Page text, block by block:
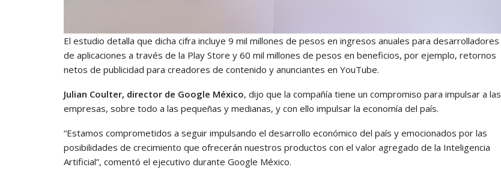
El estudio detalla que dicha cifra incluye 9 mil millones de pesos en ingresos anuales para desarrolladores
de aplicaciones a través de la Play Store y 60 mil millones de pesos en beneficios, por ejemplo, retornos
netos de publicidad para creadores de contenido y anunciantes en YouTube.
Julian Coulter, director de Google México, dijo que la compañía tiene un compromiso para impulsar a las
empresas, sobre todo a las pequeñas y medianas, y con ello impulsar la economía del país.
“Estamos comprometidos a seguir impulsando el desarrollo económico del país y emocionados por las
posibilidades de crecimiento que ofrecerán nuestros productos con el valor agregado de la Inteligencia
Artificial”, comentó el ejecutivo durante Google México.